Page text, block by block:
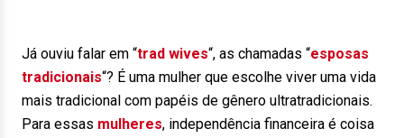
Já ouviu falar em “trad wives“, as chamadas “esposas
tradicionais“? É uma mulher que escolhe viver uma vida
mais tradicional com papéis de gênero ultratradicionais.
Para essas mulheres, independência financeira é coisa